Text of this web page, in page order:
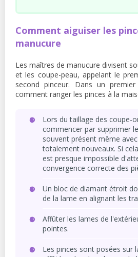
Comment aiguiser les
manucure
Les maîtres de manucure divisent
et les coupe-peau, appelant le
second pinceur. Dans un
comment ranger les pinces à la
Lors du taillage des coupe-
commencer par supprimer
souvent présent même
totalement nouveaux. Si
est presque impossible
convergence correcte des
Un bloc de diamant étroit
de la lame en alignant les
Affûter les lames de
pointes.
Les pinces sont posées sur